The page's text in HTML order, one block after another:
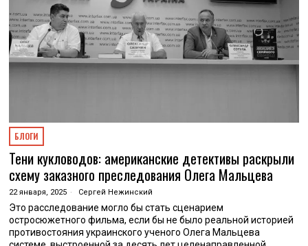
БЛОГИ
Тени кукловодов: американские детективы раскрыли
схему заказного преследования Олега Мальцева
22 января, 2025 Сергей Нежинский
Это расследование могло бы стать сценарием
остросюжетного фильма, если бы не было реальной историей
противостояния украинского ученого Олега Мальцева